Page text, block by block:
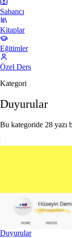
Sabancı
Kitaplar
Eğitimler
Özel Ders
Kategori
Duyurular
Bu kategoride 28 yazı
Duyurular